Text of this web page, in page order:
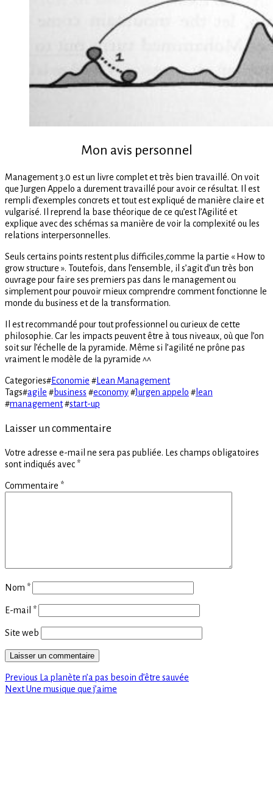
Mon avis personnel
Management 3.0 est un livre complet et très bien travaillé. On voit
que Jurgen Appelo a durement travaillé pour avoir ce résultat. Il est
rempli d’exemples concrets et tout est expliqué de manière claire et
vulgarisé. Il reprend la base théorique de ce qu’est l’Agilité et
explique avec des schémas sa manière de voir la complexité ou les
relations interpersonnelles.
Seuls certains points restent plus difficiles,comme la partie « How to
grow structure ». Toutefois, dans l’ensemble, il s’agit d’un très bon
ouvrage pour faire ses premiers pas dans le management ou
simplement pour pouvoir mieux comprendre comment fonctionne le
monde du business et de la transformation.
Il est recommandé pour tout professionnel ou curieux de cette
philosophie. Car les impacts peuvent être à tous niveaux, où que l’on
soit sur l’échelle de la pyramide. Même si l’agilité ne prône pas
vraiment le modèle de la pyramide ^^
Categories#Economie # Lean Management
Tags#agile #business #economy#Jurgen appelo # lean
#management#start-up
Laisser un commentaire
Votre adresse e-mail ne sera pas publiée. Les champs obligatoires
sont indiqués avec *
Commentaire *
Nom *
E-mail *
Site web
Navigation
de
Previous Previous
post:
La planète n’a pas besoin d’être sauvée
NextNext
Une musique que j’aime